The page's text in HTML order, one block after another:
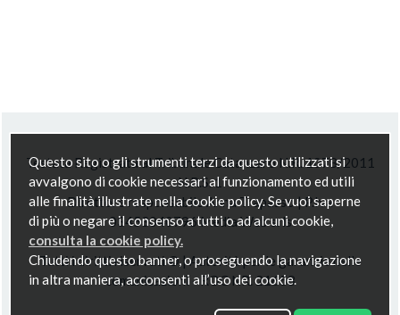
Testata Registrata al Tribunale Catanzaro N.R. 1078/2011
N.R.S. 1
Direttore responsabile Anna Trapasso | P.Iva
03453040796 Media Web srls
Tutti i diritti riservati © | Autorità per le garanzie nelle
comunicazioni - ROC NR. 21658
Questo sito o gli strumenti terzi da questo utilizzati si
avvalgono di cookie necessari al funzionamento ed utili
alle finalità illustrate nella cookie policy. Se vuoi saperne
di più o negare il consenso a tutti o ad alcuni cookie,
consulta la cookie policy.
Chiudendo questo banner, o proseguendo la navigazione
in altra maniera, acconsenti all’uso dei cookie.